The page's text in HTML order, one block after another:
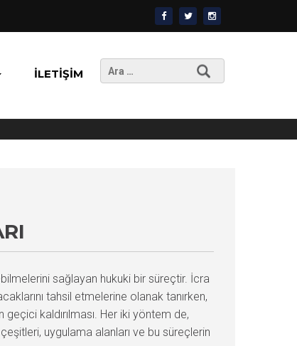
İLETIŞIM
Arama:
sağlayan hukuki bir süreçtir. İcra
tahsil etmelerine olanak tanırken,
geçici kaldırılması. Her iki yöntem de,
çeşitleri, uygulama alanları ve bu süreçlerin